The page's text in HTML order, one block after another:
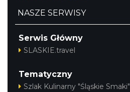
NASZE SERWISY
Serwis Główny
SLASKIE.travel
Tematyczny
Szlak Kulinarny "Śląskie Smaki"